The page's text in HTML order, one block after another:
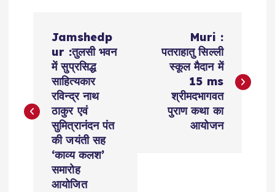
t
Jamshedp
ur :तुलसी भवन
में सुप्रसिद्ध
साहित्यकार
रविन्द्र नाथ
ठाकुर एवं
सुमित्रानंदन पंत
की जयंती सह
‘काव्य कलश’
समारोह
आयोजित
Muri :
पतराहातु सिल्ली
स्कूल मैदान में
15 ms
श्रीमदभागवत
पुराण कथा का
आयोजन